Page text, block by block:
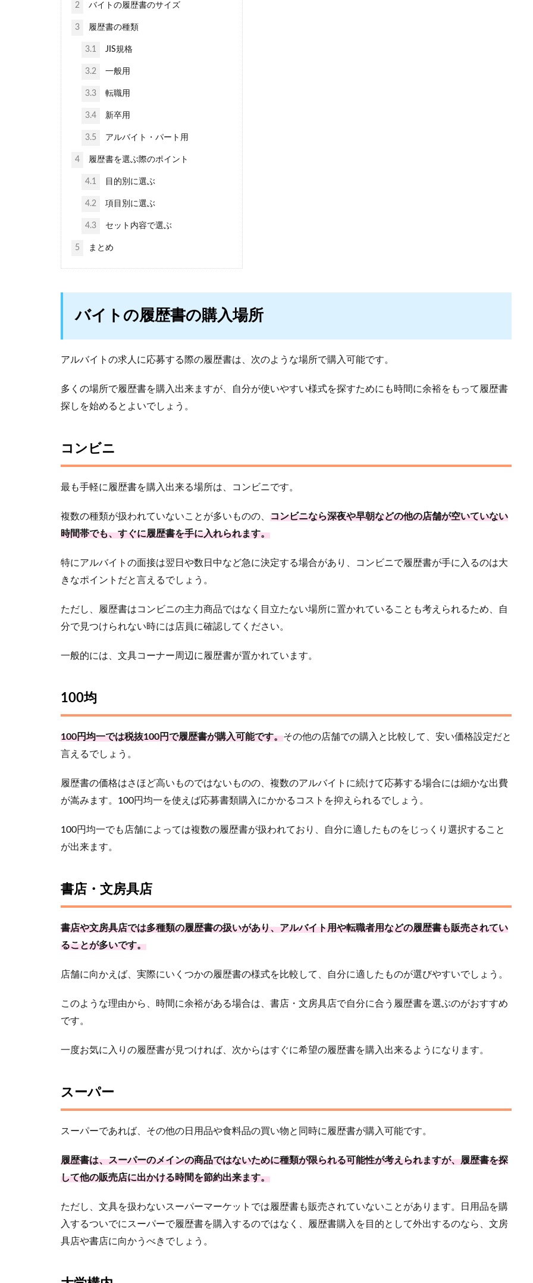
2 バイトの履歴書のサイズ
3 履歴書の種類
3.1 JIS規格
3.2 一般用
3.3 転職用
3.4 新卒用
3.5 アルバイト・パート用
4 履歴書を選ぶ際のポイント
4.1 目的別に選ぶ
4.2 項目別に選ぶ
4.3 セット内容で選ぶ
5 まとめ
バイトの履歴書の購入場所
アルバイトの求人に応募する際の履歴書は、次のような場所で購入可能です。
多くの場所で履歴書を購入出来ますが、自分が使いやすい様式を探すためにも時間に余裕をもって履歴書
探しを始めるとよいでしょう。
コンビニ
最も手軽に履歴書を購入出来る場所は、コンビニです。
複数の種類が扱われていないことが多いものの、 コンビニなら深夜や早朝などの他の店舗が空いていない
時間帯でも、すぐに履歴書を手に入れられます。
特にアルバイトの面接は翌日や数日中など急に決定する場合があり、コンビニで履歴書が手に入るのは大
きなポイントだと言えるでしょう。
ただし、履歴書はコンビニの主力商品ではなく目立たない場所に置かれていることも考えられるため、自
分で見つけられない時には店員に確認してください。
一般的には、文具コーナー周辺に履歴書が置かれています。
100均
100円均一では税抜100円で履歴書が購入可能です。その他の店舗での購入と比較して、安い価格設定だと
言えるでしょう。
履歴書の価格はさほど高いものではないものの、複数のアルバイトに続けて応募する場合には細かな出費
が嵩みます。100円均一を使えば応募書類購入にかかるコストを抑えられるでしょう。
100円均一でも店舗によっては複数の履歴書が扱われており、自分に適したものをじっくり選択すること
が出来ます。
書店・文房具店
書店や文房具店では多種類の履歴書の扱いがあり、アルバイト用や転職者用などの履歴書も販売されてい
ることが多いです。
店舗に向かえば、実際にいくつかの履歴書の様式を比較して、自分に適したものが選びやすいでしょう。
このような理由から、時間に余裕がある場合は、書店・文房具店で自分に合う履歴書を選ぶのがおすすめ
です。
一度お気に入りの履歴書が見つければ、次からはすぐに希望の履歴書を購入出来るようになります。
スーパー
スーパーであれば、その他の日用品や食料品の買い物と同時に履歴書が購入可能です。
履歴書は、スーパーのメインの商品ではないために種類が限られる可能性が考えられますが、履歴書を探
して他の販売店に出かける時間を節約出来ます。
ただし、文具を扱わないスーパーマーケットでは履歴書も販売されていないことがあります。日用品を購
入するついでにスーパーで履歴書を購入するのではなく、履歴書購入を目的として外出するのなら、文房
具店や書店に向かうべきでしょう。